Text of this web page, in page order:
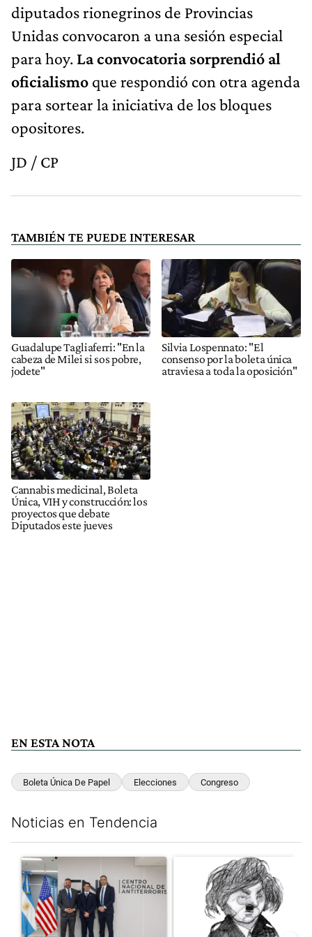
diputados rionegrinos de Provincias
Unidas convocaron a una sesión especial
para hoy. La convocatoria sorprendió al
oficialismo que respondió con otra agenda
para sortear la iniciativa de los bloques
opositores.
JD / CP
TAMBIÉN TE PUEDE INTERESAR
Guadalupe Tagliaferri: "En la
cabeza de Milei si sos pobre,
jodete"
Silvia Lospennato: "El
consenso por la boleta única
atraviesa a toda la oposición"
Cannabis medicinal, Boleta
Única, VIH y construcción: los
proyectos que debate
Diputados este jueves
EN ESTA NOTA
Boleta Única De Papel Elecciones Congreso
Noticias en Tendencia
Un artículo de tendencia con el título "El FBI desembarcó en
Un artículo de tendencia